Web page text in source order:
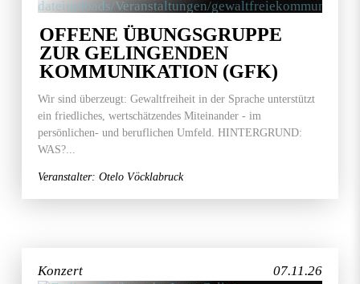
OFFENE ÜBUNGSGRUPPE
ZUR GELINGENDEN
KOMMUNIKATION (GFK)
Wir sind überzeugt: Gewaltfreiheit in der Sprache unterstützt
ein friedliches, wertschätzendes Miteinander - im
persönlichen- und beruflichen Umfeld. HINTERGRUND:
WAS?...
Veranstalter: Otelo Vöcklabruck
07.11.26
Konzert